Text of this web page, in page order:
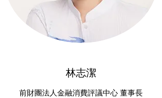
林志潔
前財團法人金融消費評議中心 董事長